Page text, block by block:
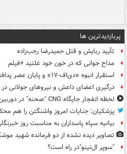
پربازدیدترین ها
تأیید ربایش و قتل حمیدرضا رجب‌زاده
مداح جوانی که در خون خود غلتید +فیلم
استقرار انبوه «دی‌اف‑۱۷» و پایان عصر پدافند آمریکا +عکس
درگیری اعضای داعش و نیروهای جولانی
لحظه انفجار جایگاه CNG "صحنه" در دوربین مداربسته
پزشکیان: جنایات امروز واشنگتن را هم
بیانیه سپاه پاسداران به مناسبت روز خبرنگار
تصاویر دیده‌ نشده از دو فرمانده شهید
"سوپر ال‌نینو"در راه است؟